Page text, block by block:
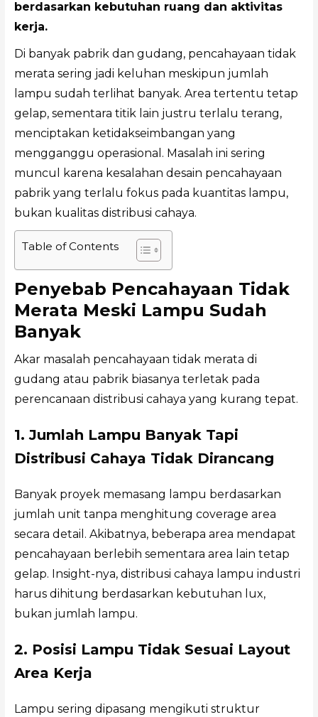
berdasarkan kebutuhan ruang dan aktivitas
kerja.
Di banyak pabrik dan gudang, pencahayaan tidak
merata sering jadi keluhan meskipun jumlah
lampu sudah terlihat banyak. Area tertentu tetap
gelap, sementara titik lain justru terlalu terang,
menciptakan ketidakseimbangan yang
mengganggu operasional. Masalah ini sering
muncul karena kesalahan desain pencahayaan
pabrik yang terlalu fokus pada kuantitas lampu,
bukan kualitas distribusi cahaya.
Table of Contents
Penyebab Pencahayaan Tidak
Merata Meski Lampu Sudah
Banyak
Akar masalah pencahayaan tidak merata di
gudang atau pabrik biasanya terletak pada
perencanaan distribusi cahaya yang kurang tepat.
1. Jumlah Lampu Banyak Tapi
Distribusi Cahaya Tidak Dirancang
Banyak proyek memasang lampu berdasarkan
jumlah unit tanpa menghitung coverage area
secara detail. Akibatnya, beberapa area mendapat
pencahayaan berlebih sementara area lain tetap
gelap. Insight-nya, distribusi cahaya lampu industri
harus dihitung berdasarkan kebutuhan lux,
bukan jumlah lampu.
2. Posisi Lampu Tidak Sesuai Layout
Area Kerja
Lampu sering dipasang mengikuti struktur